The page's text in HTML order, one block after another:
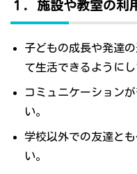
１．施設や教室の利
子どもの成長や発達
て生活できるようにし
コミュニケーション
い。
学校以外での友達と
い。